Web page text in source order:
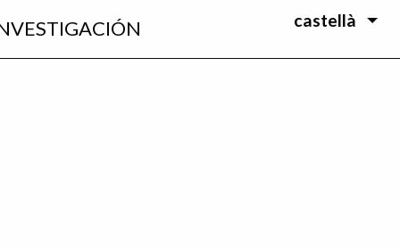
castellà